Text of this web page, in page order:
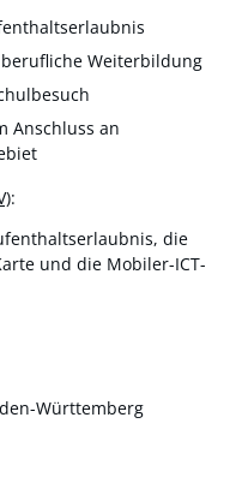
Weiterbildung
Anschluss an
:
die
und die Mobiler-ICT-
Württemberg